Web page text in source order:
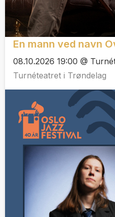
En mann ved navn
08.10.2026 19:00 @
Turnéteatret i Trøndelag